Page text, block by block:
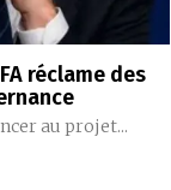
réclame des
au projet...